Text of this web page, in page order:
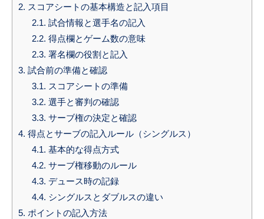
2. スコアシートの基本構造と記入項目
2.1. 試合情報と選手名の記入
2.2. 得点欄とゲーム数の意味
2.3. 署名欄の役割と記入
3. 試合前の準備と確認
3.1. スコアシートの準備
3.2. 選手と審判の確認
3.3. サーブ権の決定と確認
4. 得点とサーブの記入ルール（シングルス）
4.1. 基本的な得点方式
4.2. サーブ権移動のルール
4.3. デュース時の記録
4.4. シングルスとダブルスの違い
5. ポイントの記入方法